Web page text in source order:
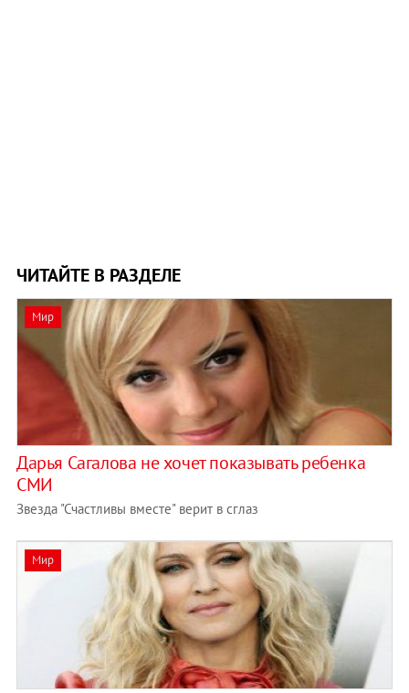
ЧИТАЙТЕ В РАЗДЕЛЕ
Мир
Дарья Сагалова не хочет показывать ребенка
СМИ
Звезда "Счастливы вместе" верит в сглаз
Мир